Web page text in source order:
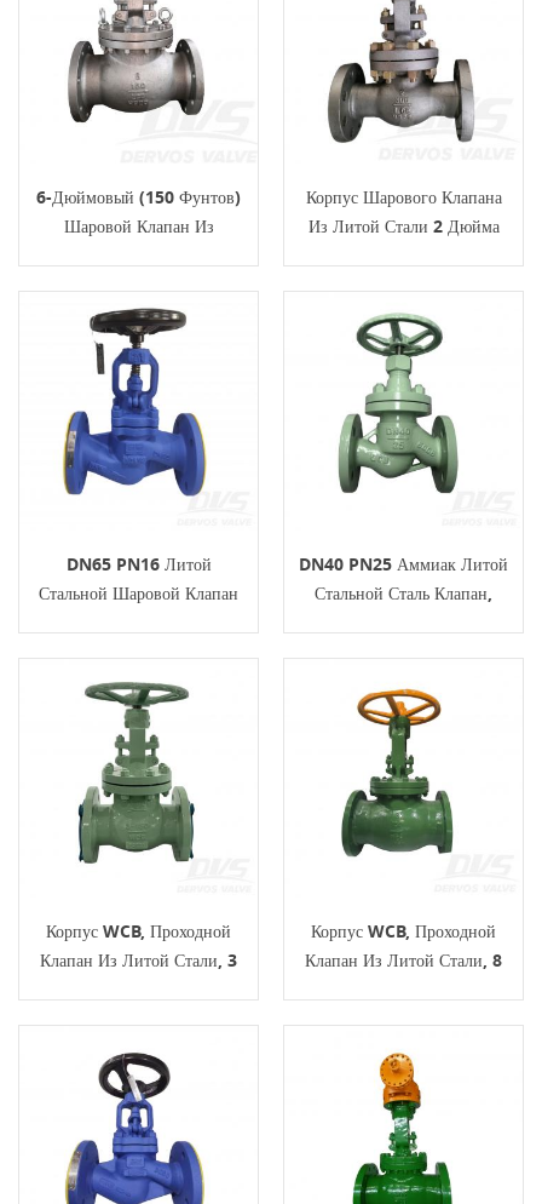
6-Дюймовый (150 Фунтов)
Шаровой Клапан Из
Корпус Шарового Клапана
Из Литой Стали 2 Дюйма
DN65 PN16 Литой
Стальной Шаровой Клапан
DN40 PN25 Аммиак Литой
Стальной Сталь Клапан,
Корпус WCB, Проходной
Клапан Из Литой Стали, 3
Корпус WCB, Проходной
Клапан Из Литой Стали, 8
Маховик